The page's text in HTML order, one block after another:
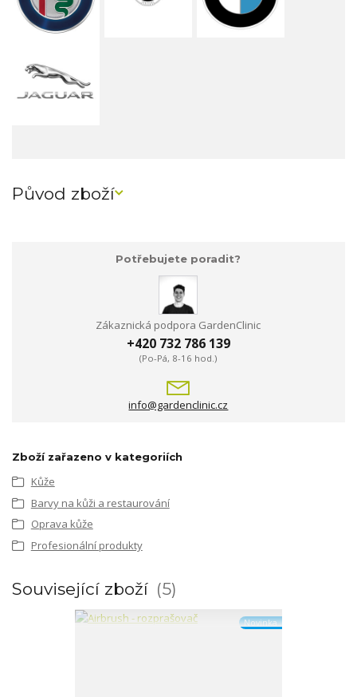
Původ zboží
Potřebujete poradit?
Zákaznická podpora GardenClinic
+420 732 786 139
(Po-Pá, 8-16 hod.)
info@gardenclinic.cz
Zboží zařazeno v kategoriích
Kůže
Barvy na kůži a restaurování
Oprava kůže
Profesionální produkty
Související zboží 5
Novinka